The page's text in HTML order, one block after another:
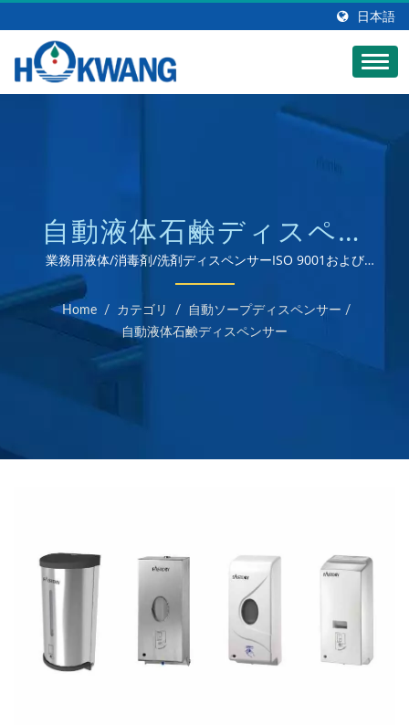
日本語
自動液体石鹸ディスペン
サーステンレススチール
ソープディスペンサー製
造業者 | HOKWANG
業務用液体/消毒剤/洗剤ディスペンサーISO 9001および
14001認証のハンドドライヤーとソープディスペンサーの製
造業者
Home / カテゴリ / 自動ソープディスペンサー /
自動液体石鹸ディスペンサー